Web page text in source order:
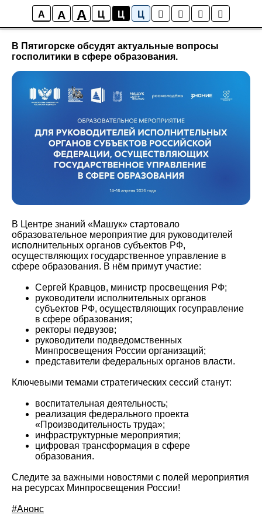
A A A Ц Ц Ц
Новости
В Пятигорске обсудят актуальные вопросы
госполитики в сфере образования.
В Центре знаний «Машук» стартовало
образовательное мероприятие для руководителей
исполнительных органов субъектов РФ,
осуществляющих государственное управление в
сфере образования. В нём примут участие:
Сергей Кравцов, министр просвещения РФ;
руководители исполнительных органов
субъектов РФ, осуществляющих госуправление
в сфере образования;
ректоры педвузов;
руководители подведомственных
Минпросвещения России организаций;
представители федеральных органов власти.
Ключевыми темами стратегических сессий станут:
воспитательная деятельность;
реализация федерального проекта
«Производительность труда»;
инфраструктурные мероприятия;
цифровая трансформация в сфере
образования.
Следите за важными новостями с полей мероприятия
на ресурсах Минпросвещения России!
#Анонс